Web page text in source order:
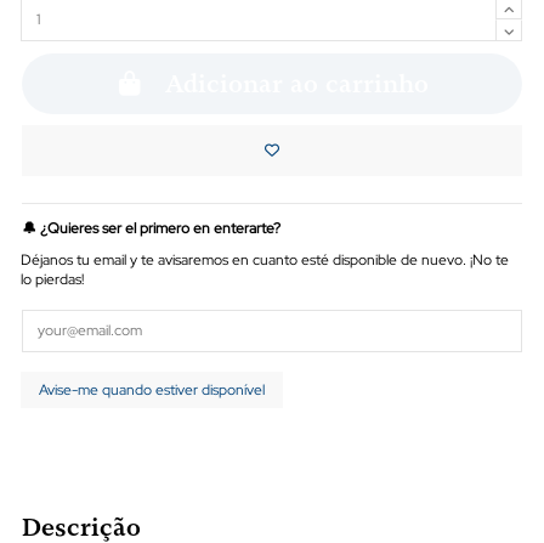
🔔 ¿Quieres ser el primero en enterarte?
Déjanos tu email y te avisaremos en cuanto esté disponible de nuevo. ¡No te
lo pierdas!
Descrição